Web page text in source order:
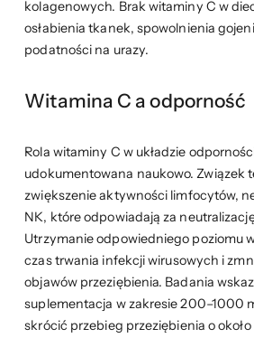
kolagenowych. Brak witaminy C w
osłabienia tkanek, spowolnienia
podatności na urazy.
Witamina C a odporność
Rola witaminy C w układzie
udokumentowana naukowo. Związek
zwiększenie aktywności limfocytów,
NK, które odpowiadają za
Utrzymanie odpowiedniego poziomu
czas trwania infekcji wirusowych i
objawów przeziębienia. Badania
suplementacja w zakresie 200–1000
skrócić przebieg przeziębienia o około